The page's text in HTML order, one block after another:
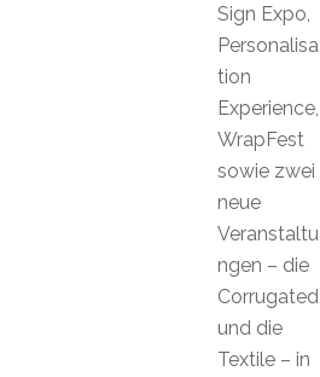
Sign Expo,
Personalisa
tion
Experience,
WrapFest
sowie zwei
neue
Veranstaltu
ngen – die
Corrugated
und die
Textile – in